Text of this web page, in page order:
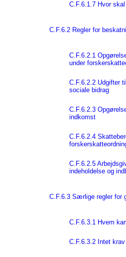
C.F.6.1.7 Hvor
C.F.6.2 Regler for
C.F.6.2.1
under
C.F.6.2.2 Udgifter
sociale bidrag
C.F.6.2.3
indkomst
C.F.6.2.4
C.F.6.2.5
indeholdelse og
C.F.6.3 Særlige regler for
C.F.6.3.1 Hvem
C.F.6.3.2 Intet